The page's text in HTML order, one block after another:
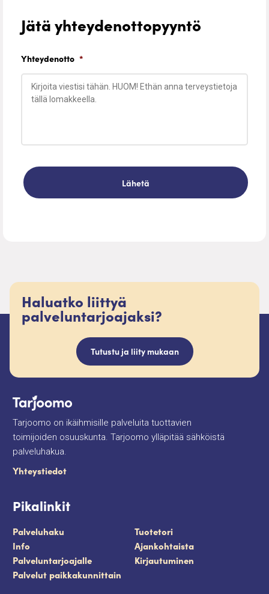
Jätä yhteydenottopyyntö
Yhteydenotto *
Haluatko liittyä
palveluntarjoajaksi?
Tutustu ja liity mukaan
Tarjoomo on ikäihmisille palveluita tuottavien
toimijoiden osuuskunta. Tarjoomo ylläpitää sähköistä
palveluhakua.
Yhteystiedot
Pikalinkit
Palveluhaku
Tuotetori
Info
Ajankohtaista
Palveluntarjoajalle
Kirjautuminen
Palvelut paikkakunnittain